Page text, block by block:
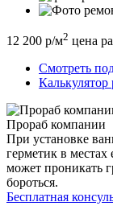
12 200 р/м2 цена
Смотреть
Калькулятор
Прораб компании
При установке
герметик в местах
может проникать
бороться.
Бесплатная